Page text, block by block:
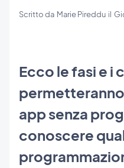
Scritto da Marie Pireddu il
Ecco le fasi e i
app senza
conoscere